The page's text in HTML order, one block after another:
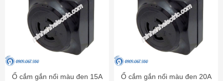
Ổ cắm gắn nổi màu đen 15A
Ổ cắm gắn nổi màu đen 20A